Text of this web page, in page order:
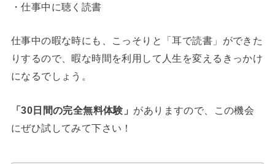
・仕事中に聴く読書
仕事中の暇な時にも、こっそりと「耳で読書」ができた
りするので、暇な時間を利用して人生を変えるきっかけ
になるでしょう。
「30日間の完全無料体験」 がありますので、この機会
にぜひ試してみて下さい！